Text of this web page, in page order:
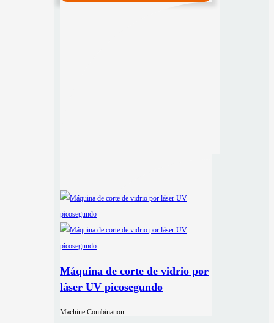
Máquina de corte de vidrio por
láser UV picosegundo
Machine Combination